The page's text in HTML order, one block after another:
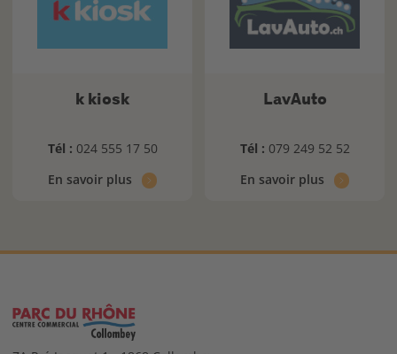
k kiosk
Tél : 024 555 17 50
En savoir plus
LavAuto
Tél : 079 249 52 52
En savoir plus